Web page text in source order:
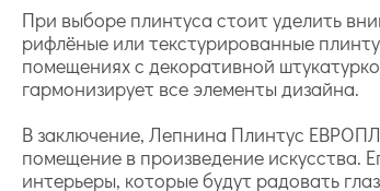
При выборе плинтуса стоит уделить
рифлёные или текстурированные
помещениях с декоративной
гармонизирует все элементы дизайна.
В заключение, Лепнина Плинтус
помещение в произведение искусства.
интерьеры, которые будут радовать